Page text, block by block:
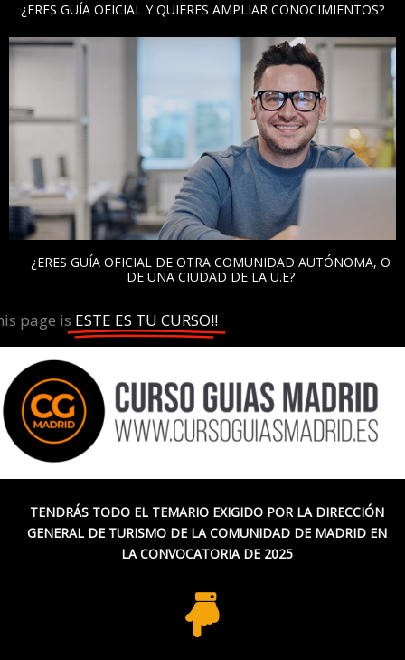
¿ERES GUÍA OFICIAL Y QUIERES AMPLIAR CONOCIMIENTOS?
¿ERES GUÍA OFICIAL DE OTRA COMUNIDAD AUTÓNOMA, O
DE UNA CIUDAD DE LA U.E?
page is ESTE ES TU CURSO!!
TENDRÁS TODO EL TEMARIO EXIGIDO POR LA DIRECCIÓN
GENERAL DE TURISMO DE LA COMUNIDAD DE MADRID EN
LACONVOCATORIA DE 2025